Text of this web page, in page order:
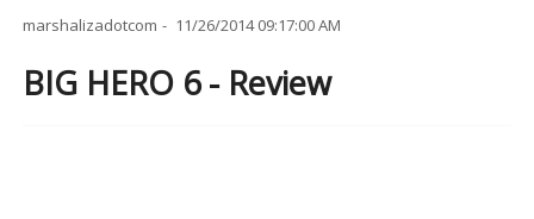
marshalizadotcom 11/26/2014 09:17:00 AM
BIG HERO 6 - Review